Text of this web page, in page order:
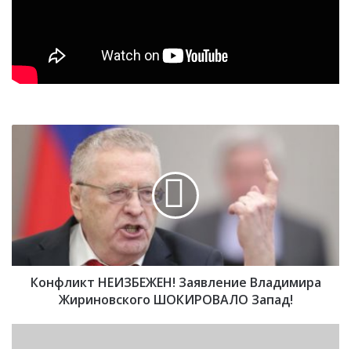
Н
Конфликт НЕИЗБЕЖЕН! Заявление Владимира
Жириновского ШОКИРОВАЛО Запад!